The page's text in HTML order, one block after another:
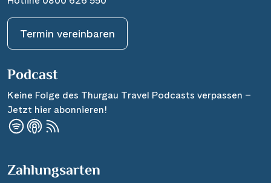
Termin vereinbaren
Podcast
Keine Folge des Thurgau Travel Podcasts verpassen –
Jetzt hier abonnieren!
Zahlungsarten